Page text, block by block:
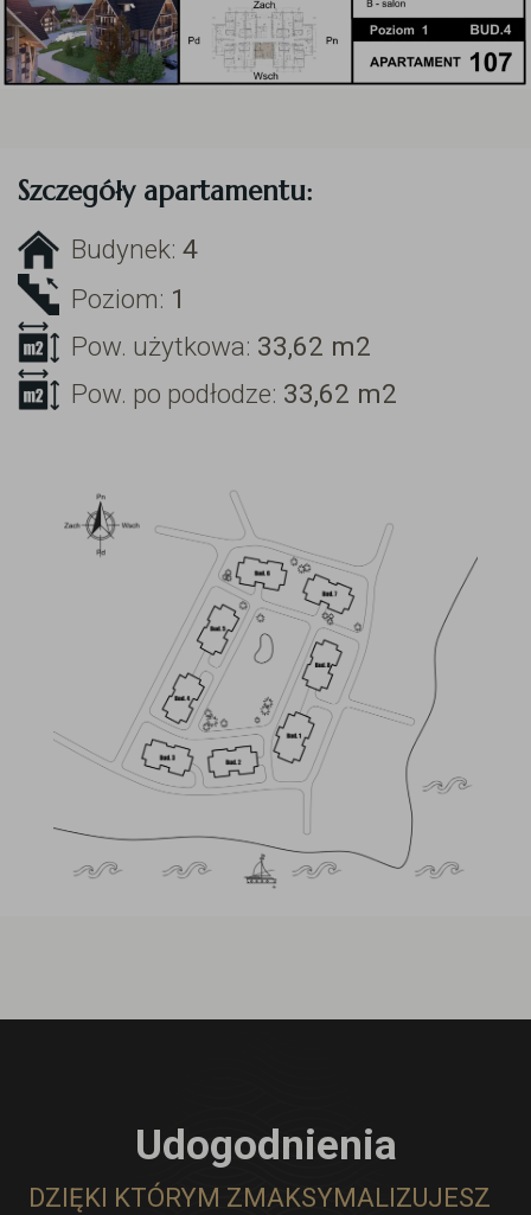
Szczegóły apartamentu:
Budynek: 4
Poziom: 1
Pow. użytkowa: 33,62 m2
Pow. po podłodze: 33,62 m2
Udogodnienia
DZIĘKI KTÓRYM ZMAKSYMALIZUJESZ